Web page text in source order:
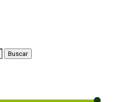
Buscar